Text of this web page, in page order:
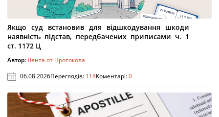
Якщо суд встановив для відшкодування шкоди
наявність підстав, передбачених приписами ч. 1
ст. 1172 Ц
Автор:Лента от Протокола
06.08.2026Переглядів: 118Коментарі:0